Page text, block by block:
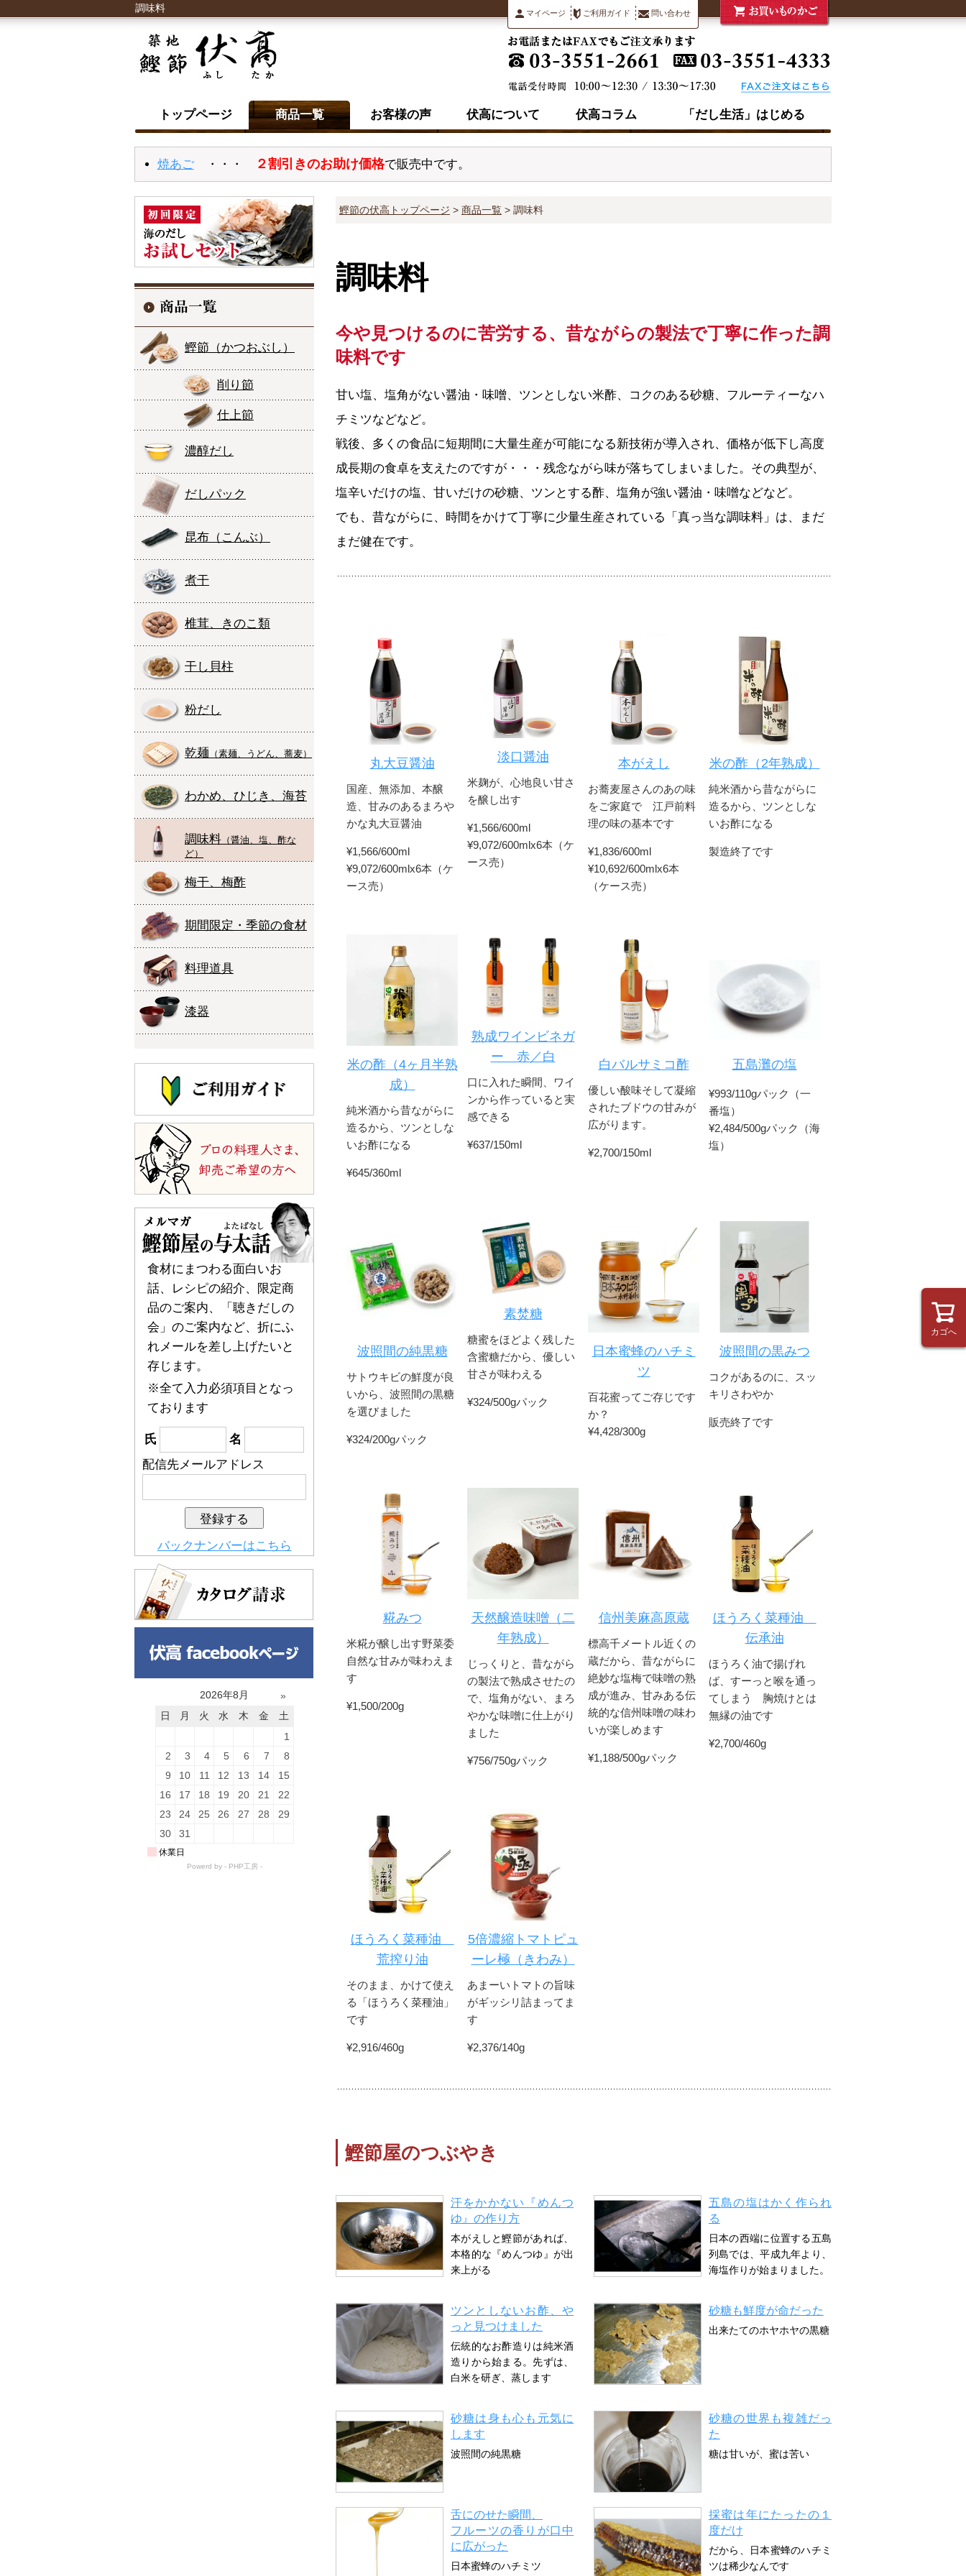
調味料 マイページ ご利用ガイド 問い合わせ
トップページ 商品一覧 お客様の声 伏高について 伏高コラム 「だし生活」はじめる
焼あご・・・ ２割引きのお助け価格で販売中です。
鰹節の伏高トップページ 商品一覧 調味料
調味料
今や見つけるのに苦労する、昔ながらの製法で丁寧に作った調
味料です
甘い塩、塩角がない醤油・味噌、ツンとしない米酢、コクのある砂糖、フルーティーなハ
チミツなどなど。
戦後、多くの食品に短期間に大量生産が可能になる新技術が導入され、価格が低下し高度
成長期の食卓を支えたのですが・・・残念ながら味が落ちてしまいました。その典型が、
塩辛いだけの塩、甘いだけの砂糖、ツンとする酢、塩角が強い醤油・味噌などなど。
でも、昔ながらに、時間をかけて丁寧に少量生産されている「真っ当な調味料」は、まだ
まだ健在です。
丸大豆醤油
国産、無添加、本醸
造、甘みのあるまろや
かな丸大豆醤油
¥1,566/600ml
¥9,072/600mlx6本（ケ
ース売）
淡口醤油
米麹が、心地良い甘さ
を醸し出す
¥1,566/600ml
¥9,072/600mlx6本（ケ
ース売）
本がえし
お蕎麦屋さんのあの味
をご家庭で 江戸前料
理の味の基本です
¥1,836/600ml
¥10,692/600mlx6本
（ケース売）
米の酢（2年熟成）
純米酒から昔ながらに
造るから、ツンとしな
いお酢になる
製造終了です
米の酢（4ヶ月半熟
成）
純米酒から昔ながらに
造るから、ツンとしな
いお酢になる
¥645/360ml
熟成ワインビネガ
ー 赤／白
口に入れた瞬間、ワイ
ンから作っていると実
感できる
¥637/150ml
白バルサミコ酢
優しい酸味そして凝縮
されたブドウの甘みが
広がります。
¥2,700/150ml
五島灘の塩
¥993/110gパック（一
番塩）
¥2,484/500gパック（海
塩）
波照間の純黒糖
サトウキビの鮮度が良
いから、波照間の黒糖
を選びました
¥324/200gパック
素焚糖
糖蜜をほどよく残した
含蜜糖だから、優しい
甘さが味わえる
¥324/500gパック
日本蜜蜂のハチミ
ツ
百花蜜ってご存じです
か？
¥4,428/300g
波照間の黒みつ
コクがあるのに、スッ
キリさわやか
販売終了です
糀みつ
米糀が醸し出す野菜委
自然な甘みが味わえま
す
¥1,500/200g
天然醸造味噌（二
年熟成）
じっくりと、昔ながら
の製法で熟成させたの
で、塩角がない、まろ
やかな味噌に仕上がり
ました
¥756/750gパック
信州美麻高原蔵
標高千メートル近くの
蔵だから、昔ながらに
絶妙な塩梅で味噌の熟
成が進み、甘みある伝
統的な信州味噌の味わ
いが楽しめます
¥1,188/500gパック
ほうろく菜種油
伝承油
ほうろく油で揚げれ
ば、すーっと喉を通っ
てしまう 胸焼けとは
無縁の油です
¥2,700/460g
ほうろく菜種油
荒搾り油
そのまま、かけて使え
る「ほうろく菜種油」
です
¥2,916/460g
5倍濃縮トマトピュ
ーレ極（きわみ）
あまーいトマトの旨味
がギッシリ詰まってま
す
¥2,376/140g
鰹節屋のつぶやき
汗をかかない『めんつ
ゆ』の作り方
本がえしと鰹節があれば、
本格的な『めんつゆ』が出
来上がる
五島の塩はかく作られ
る
日本の西端に位置する五島
列島では、平成九年より、
海塩作りが始まりました。
ツンとしないお酢、や
っと見つけました
伝統的なお酢造りは純米酒
造りから始まる。先ずは、
白米を研ぎ、蒸します
砂糖も鮮度が命だった
出来たてのホヤホヤの黒糖
砂糖は身も心も元気に
します
波照間の純黒糖
砂糖の世界も複雑だっ
た
糖は甘いが、蜜は苦い
舌にのせた瞬間、
フルーツの香りが口中
に広がった
日本蜜蜂のハチミツ
採蜜は年にたったの１
度だけ
だから、日本蜜蜂のハチミ
ツは稀少なんです
鰹節 （かつおぶし）
削り節
仕上節
濃醇だし
だしパック
昆布 （こんぶ）
煮干
椎茸、きのこ類
干し貝柱
粉だし
乾麺 （素麺、うどん、蕎麦）
わかめ、ひじき、海苔
調味料 （醤油、塩、酢な
ど）
梅干、梅酢
期間限定・季節の食材
料理道具
漆器
食材にまつわる面白いお
話、レシピの紹介、限定商
品のご案内、「聴きだしの
会」のご案内など、折にふ
れメールを差し上げたいと
存じます。
※全て入力必須項目となっ
ております
氏
名
配信先メールアドレス
バックナンバーはこちら
カゴへ